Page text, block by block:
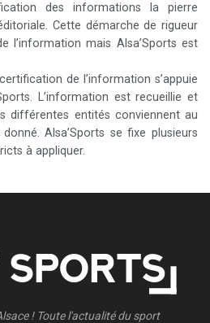
des informations la pierre
Cette démarche de rigueur
l’information mais Alsa’Sports est
de l’information s’appuie
L’information est recueillie et
différentes entités conviennent au
Alsa’Sports se fixe plusieurs
à appliquer.
! Toute l'actualité du sport